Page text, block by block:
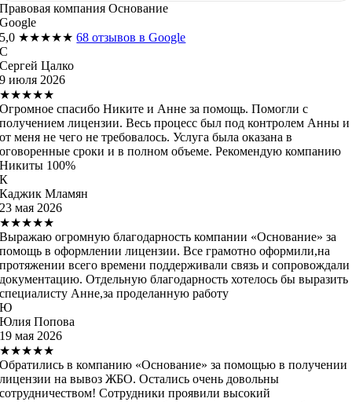
Правовая компания Основание
Google
5,0 ★★★★★68 отзывов в Google
С
Сергей Цалко
9 июля 2026
★★★★★
Огромное спасибо Никите и Анне за помощь. Помогли с
получением лицензии. Весь процесс был под контролем Анны и
от меня не чего не требовалось. Услуга была оказана в
оговоренные сроки и в полном объеме. Рекомендую компанию
Никиты 100%
К
Каджик Мламян
23 мая 2026
★★★★★
Выражаю огромную благодарность компании «Основание» за
помощь в оформлении лицензии. Все грамотно оформили,на
протяжении всего времени поддерживали связь и сопровождали
документацию. Отдельную благодарность хотелось бы выразить
специалисту Анне,за проделанную работу
Ю
Юлия Попова
19 мая 2026
★★★★★
Обратились в компанию «Основание» за помощью в получении
лицензии на вывоз ЖБО. Остались очень довольны
сотрудничеством! Сотрудники проявили высокий